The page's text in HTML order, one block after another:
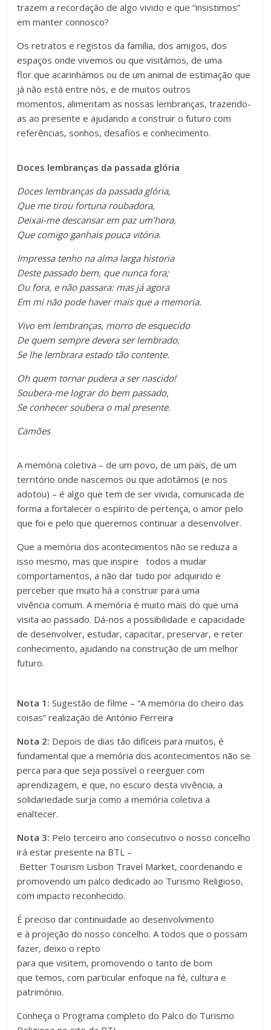
trazem a recordação de algo vivido e que “insistimos”
em manter connosco?
Os retratos e registos da família, dos amigos, dos
espaços onde vivemos ou que visitámos, de uma
flor que acarinhámos ou de um animal de estimação que
já não está entre nós, e de muitos outros
momentos, alimentam as nossas lembranças, trazendo-
as ao presente e ajudando a construir o futuro com
referências, sonhos, desafios e conhecimento.
Doces lembranças da passada glória
Doces lembranças da passada glória,
Que me tirou fortuna roubadora,
Deixai-me descansar em paz um’hora,
Que comigo ganhais pouca vitória.
Impressa tenho na alma larga historia
Deste passado bem, que nunca fora;
Ou fora, e não passara: mas já agora
Em mi não pode haver mais que a memoria.
Vivo em lembranças, morro de esquecido
De quem sempre devera ser lembrado,
Se lhe lembrara estado tão contente.
Oh quem tornar pudera a ser nascido!
Soubera-me lograr do bem passado,
Se conhecer soubera o mal presente.
Camões
A memória coletiva – de um povo, de um país, de um
território onde nascemos ou que adotámos (e nos
adotou) – é algo que tem de ser vivida, comunicada de
forma a fortalecer o espírito de pertença, o amor pelo
que foi e pelo que queremos continuar a desenvolver.
Que a memória dos acontecimentos não se reduza a
isso mesmo, mas que inspire todos a mudar
comportamentos, a não dar tudo por adquirido e
perceber que muito há a construir para uma
vivência comum. A memória é muito mais do que uma
visita ao passado. Dá-nos a possibilidade e capacidade
de desenvolver, estudar, capacitar, preservar, e reter
conhecimento, ajudando na construção de um melhor
futuro.
Nota 1: Sugestão de filme – “A memória do cheiro das
coisas” realização de António Ferreira
Nota 2: Depois de dias tão difíceis para muitos, é
fundamental que a memória dos acontecimentos não se
perca para que seja possível o reerguer com
aprendizagem, e que, no escuro desta vivência, a
solidariedade surja como a memória coletiva a
enaltecer.
Nota 3: Pelo terceiro ano consecutivo o nosso concelho
irá estar presente na BTL –
Better Tourism Lisbon Travel Market, coordenando e
promovendo um palco dedicado ao Turismo Religioso,
com impacto reconhecido.
É preciso dar continuidade ao desenvolvimento
e à projeção do nosso concelho. A todos que o possam
fazer, deixo o repto
para que visitem, promovendo o tanto de bom
que temos, com particular enfoque na fé, cultura e
património.
Conheça o Programa completo do Palco do Turismo